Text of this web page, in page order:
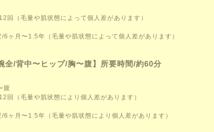
回（毛量や肌状態によって個人差があります）
ヶ月〜1.5年（毛量や肌状態によって個人差があります）
全/背中〜ヒップ/胸〜腹】所要時間/約60分
腹
回（毛量や肌状態により個人差があります）
ヶ月〜1.5年（毛量や肌状態により個人差があります）